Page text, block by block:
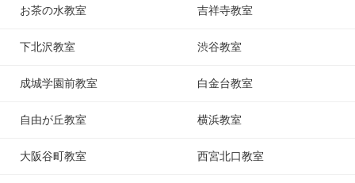
お茶の水教室 吉祥寺教室
下北沢教室 渋谷教室
成城学園前教室 白金台教室
自由が丘教室 横浜教室
大阪谷町教室 西宮北口教室